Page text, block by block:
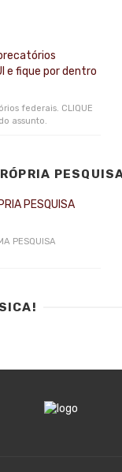
federais. CLIQUE
assunto.
PESQUISA